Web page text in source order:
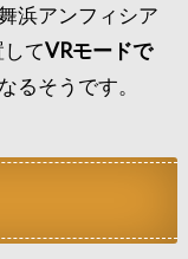
浜アンフィシア
してVRモードで
るそうです。